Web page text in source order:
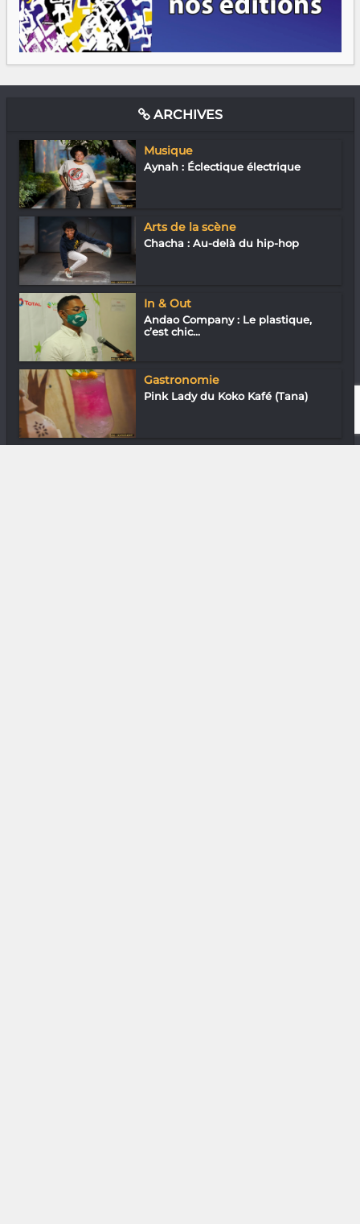
ARCHIVES
Musique
Aynah : Éclectique électrique
Arts de la scène
Chacha : Au-delà du hip-hop
In & Out
Andao Company : Le plastique,
c’est chic...
Gastronomie
Pink Lady du Koko Kafé (Tana)